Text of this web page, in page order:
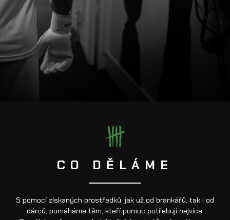
CO DĚLÁME
S pomocí získaných prostředků, jak už od brankářů, tak i od
dárců, pomáháme těm, kteří pomoc potřebují nejvíce.